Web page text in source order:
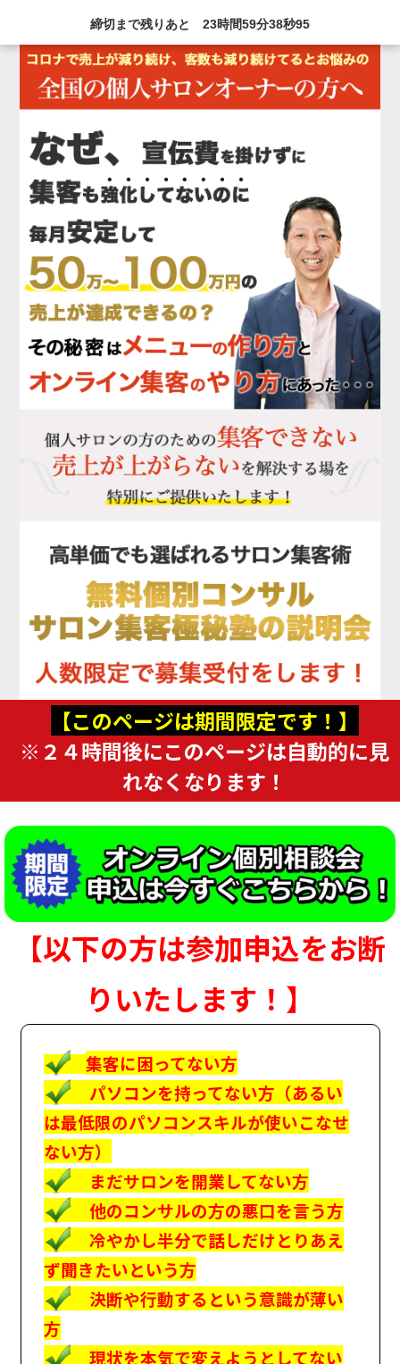
締切まで残りあと 23時間59分36秒93
【このページは期間限定です！】
※２４時間後にこのページは自動的に見
れなくなります！
【以下の方は参加申込をお断
りいたします！】
集客に困ってない方
パソコンを持ってない方（あるい
は最低限のパソコンスキルが使いこなせ
ない方）
まだサロンを開業してない方
他のコンサルの方の悪口を言う方
冷やかし半分で話しだけとりあえ
ず聞きたいという方
決断や行動するという意識が薄い
方
現状を本気で変えようとしてない